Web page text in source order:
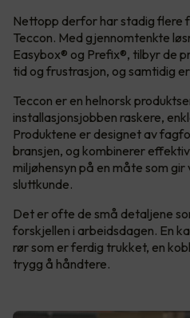
Nettopp derfor har stadig
Teccon. Med gjennomtenkte
Easybox® og Prefix®, tilbyr de
tid og frustrasjon, og samtidig
Teccon er en helnorsk
installasjonsjobben raskere,
Produktene er designet av
bransjen, og kombinerer
miljøhensyn på en måte som
sluttkunde.
Det er ofte de små detaljene
forskjellen i arbeidsdagen. En
rør som er ferdig trukket, en
trygg å håndtere.